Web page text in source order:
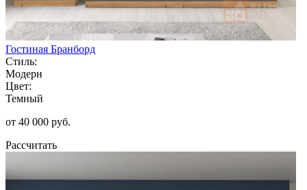
Гостиная Бранборд
Стиль:
Модерн
Цвет:
Темный
от 40 000 руб.
Рассчитать